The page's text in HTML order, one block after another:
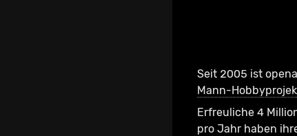
Seit 2005 ist
Mann-
Erfreuliche 4
pro Jahr haben